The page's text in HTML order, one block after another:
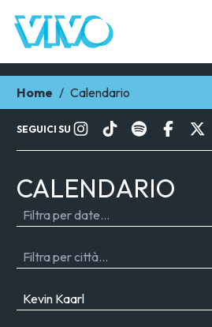
Home / Calendario
SEGUICI SU
CALENDARIO